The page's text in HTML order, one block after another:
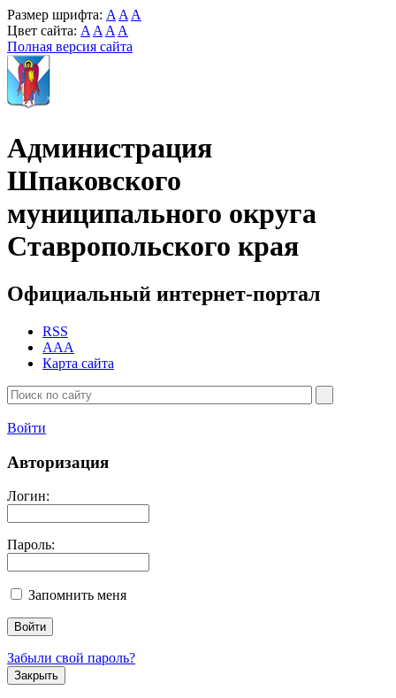
Размер шрифта: A A A
Цвет сайта: A A A A
Полная версия сайта
Администрация
Шпаковского
муниципального округа
Ставропольского края
Официальный интернет-портал
RSS
AAA
Карта сайта
Войти
Авторизация
Логин:
Пароль:
Запомнить меня
Забыли свой пароль?
Закрыть